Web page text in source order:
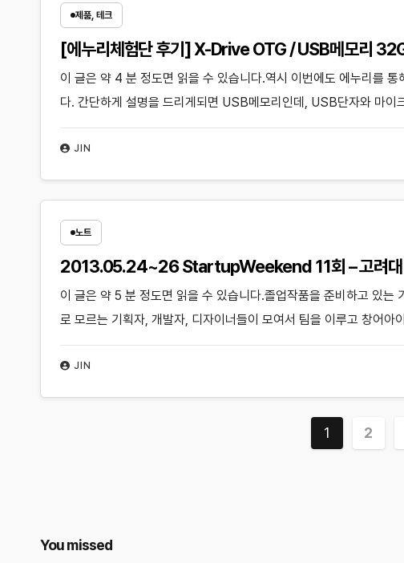
제품, 테크
[에누리체험단 후기] X-Drive OTG / USB메모리
JIN
이 글은 약 4 분 정도면 읽을 수 있습니다.역시 이번에도 에누리를
다. 간단하게 설명을 드리게되면 USB메모리인데, USB단자와 마
노트
2013.05.24~26 StartupWeekend 11회 – 고려대
JIN
이 글은 약 5 분 정도면 읽을 수 있습니다.졸업작품을 준비하고 있
로 모르는 기획자, 개발자, 디자이너들이 모여서 팀을 이루고 창어
글1 2
You missed